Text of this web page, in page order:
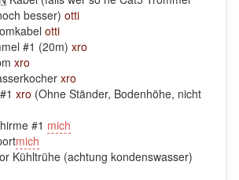
besser) otti
otti
#1 (20m) xro
xro
xro
xro (Ohne Ständer, Bodenhöhe, nicht
#1 mich
mich
Kühltrühe (achtung kondenswasser)